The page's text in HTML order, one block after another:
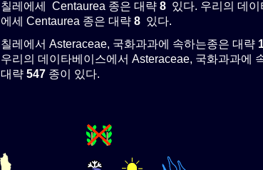
칠레에세 Centaurea 종은 대략 8 있다. 우리의 데
에세 Centaurea 종은 대략 8 있다.
칠레에서 Asteraceae, 국화과과에 속하는종은 대략
우리의 데이타베이스에서 Asteraceae, 국화과과에
대략 547 종이 있다.